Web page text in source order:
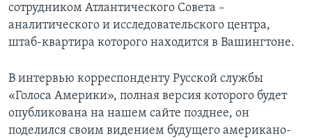
сотрудником Атлантического Совета –
аналитического и исследовательского центра,
штаб-квартира которого находится в Вашингтоне.
В интервью корреспонденту Русской службы
«Голоса Америки», полная версия которого будет
опубликована на нашем сайте позднее, он
поделился своим видением будущего американо-